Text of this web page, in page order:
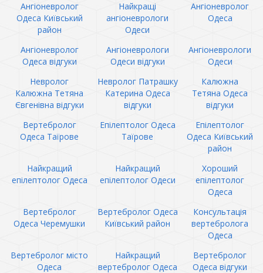
Ангіоневролог
Одеса Київський
район
Найкращі
ангіоневрологи
Одеси
Ангіоневролог
Одеса
Ангіоневролог
Одеса відгуки
Ангіоневрологи
Одеси відгуки
Ангіоневрологи
Одеси
Невролог
Калюжна Тетяна
Євгенівна відгуки
Невролог Патрашку
Катерина Одеса
відгуки
Калюжна
Тетяна Одеса
відгуки
Вертебролог
Одеса Таїрове
Епілептолог Одеса
Таїрове
Епілептолог
Одеса Київський
район
Найкращий
епілептолог Одеса
Найкращий
епілептолог Одеси
Хороший
епілептолог
Одеса
Вертебролог
Одеса Черемушки
Вертебролог Одеса
Київський район
Консультація
вертебролога
Одеса
Вертебролог місто
Одеса
Найкращий
вертебролог Одеса
Вертебролог
Одеса відгуки